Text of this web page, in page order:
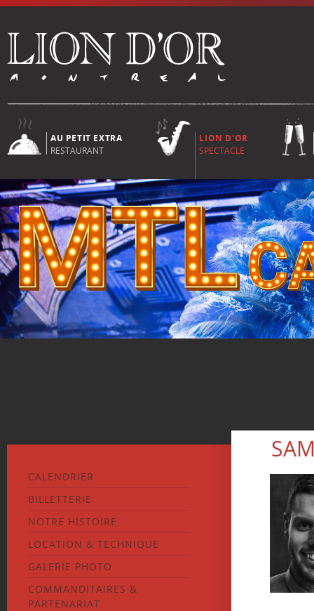
AU PETIT EXTRA
RESTAURANT
LION D'OR
SPECTACLE
CALENDRIER
BILLETTERIE
NOTRE HISTOIRE
LOCATION & TECHNIQUE
GALERIE PHOTO
COMMANDITAIRES &
PARTENARIAT